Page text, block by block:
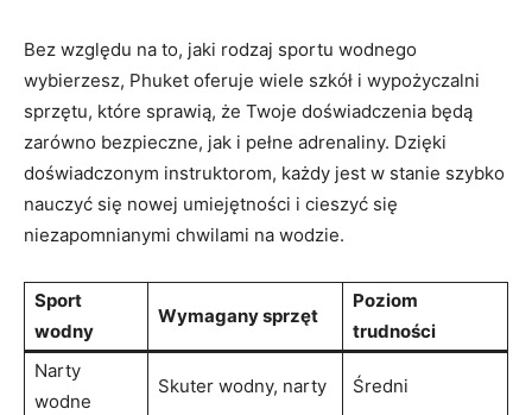
Bez⁢ względu na to, jaki rodzaj sportu wodnego‌
wybierzesz,‍ Phuket oferuje wiele ‍szkół i ‌wypożyczalni
sprzętu, ⁢które sprawią,⁤ że ⁣Twoje doświadczenia będą
zarówno ⁣bezpieczne, jak i pełne​ adrenaliny. Dzięki
⁢doświadczonym ⁤instruktorom, każdy jest w stanie szybko
nauczyć się ​nowej umiejętności i cieszyć się
niezapomnianymi chwilami na wodzie.
Sport
wodny
Wymagany sprzęt
Poziom
trudności
Narty
wodne
Skuter wodny,​ narty Średni